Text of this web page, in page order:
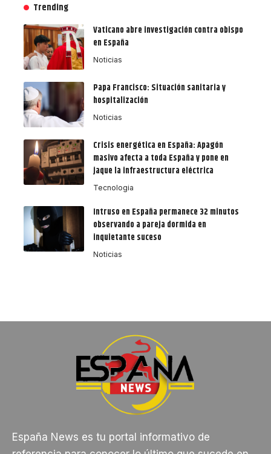
Trending
Vaticano abre investigación contra obispo
en España
Noticias
Papa Francisco: Situación sanitaria y
hospitalización
Noticias
Crisis energética en España: Apagón
masivo afecta a toda España y pone en
jaque la infraestructura eléctrica
Tecnologia
Intruso en España permanece 32 minutos
observando a pareja dormida en
inquietante suceso
Noticias
España News es tu portal informativo de